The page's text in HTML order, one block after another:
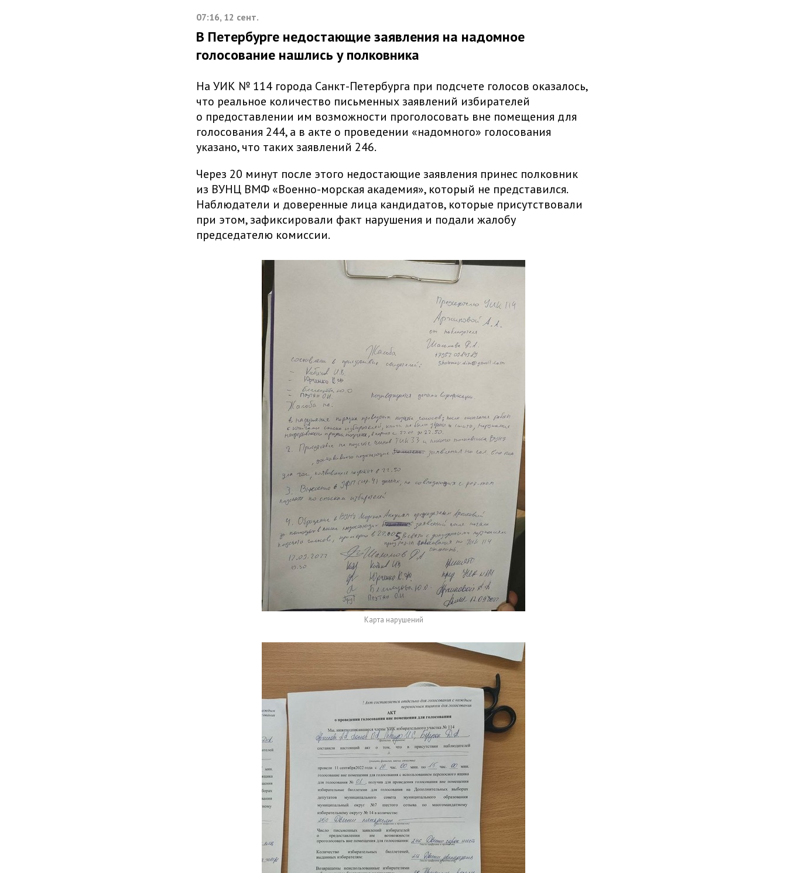
07:16, 12 сент.
В Петербурге недостающие заявления на надомное
голосование нашлись у полковника
На УИК № 114 города Санкт-Петербурга при подсчете голосов оказалось,
что реальное количество письменных заявлений избирателей
о предоставлении им возможности проголосовать вне помещения для
голосования 244, а в акте о проведении «надомного» голосования
указано, что таких заявлений 246.
Через 20 минут после этого недостающие заявления принес полковник
из ВУНЦ ВМФ «Военно-морская академия», который не представился.
Наблюдатели и доверенные лица кандидатов, которые присутствовали
при этом, зафиксировали факт нарушения и подали жалобу
председателю комиссии.
Карта нарушений